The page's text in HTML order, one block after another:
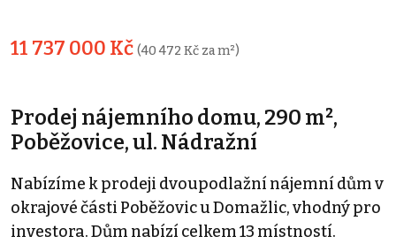
11 737 000 Kč (40 472 Kč za m²)
Prodej nájemního domu, 290 m²,
Poběžovice, ul. Nádražní
Nabízíme k prodeji dvoupodlažní nájemní dům v
okrajové části Poběžovic u Domažlic, vhodný pro
investora. Dům nabízí celkem 13 místností.